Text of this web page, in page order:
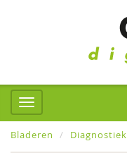
Bladeren Diagnostiek